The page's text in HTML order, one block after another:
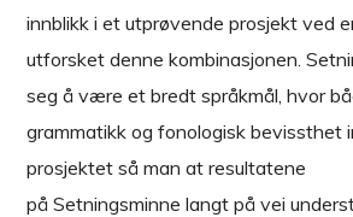
innblikk i et utprøvende prosjekt ved
utforsket denne kombinasjonen.
seg å være et bredt språkmål, hvor
grammatikk og fonologisk bevissthet
prosjektet så man at resultatene
på Setningsminne langt på vei